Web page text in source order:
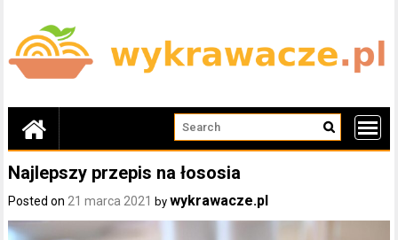
content
Najlepszy przepis na łososia
Posted on 21 marca 2021 bywykrawacze.pl